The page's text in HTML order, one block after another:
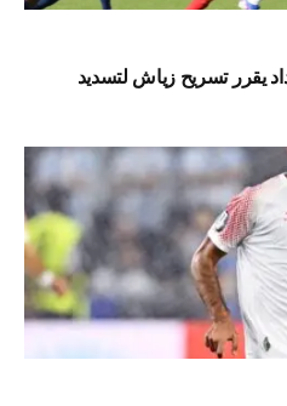
يقرر تسريح زياش لتسديد